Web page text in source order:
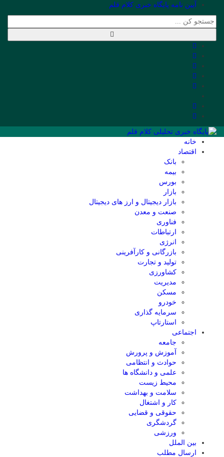
آیین نامه پایگاه خبری کلام قلم
خانه
اقتصاد
بانک
بیمه
بورس
بازار
بازار دیجیتال و ارز های دیجیتال
صنعت و معدن
فناوری
ارتباطات
انرژی
بازرگانی و کارآفرینی
تولید و تجارت
کشاورزی
مدیریت
مسکن
خودرو
سرمایه گذاری
استارتاپ
اجتماعی
جامعه
آموزش و پرورش
حوادث و انتظامی
علمی و دانشگاه ها
محیط زیست
سلامت و بهداشت
کار و اشتغال
حقوقی و قضایی
گردشگری
ورزشی
بین الملل
ارسال مطلب